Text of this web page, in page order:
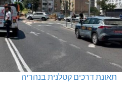
תאונת דרכים קטלנית בנהריה